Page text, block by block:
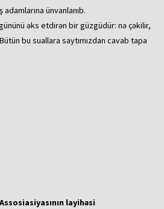
ünvanlanıb.
əks etdirən bir güzgüdür: nə çəkilir,
bu suallara saytımızdan cavab tapa
layihəsi